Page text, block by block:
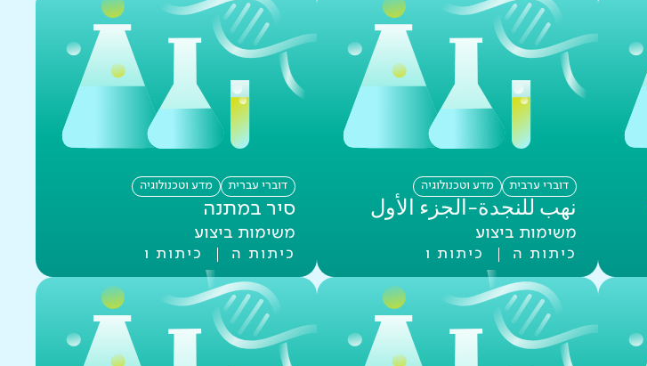
דוברי ערבית מדע וטכנולוגיה
نهب للنجدة-الجزء الأول
משימות ביצוע
כיתות ה כיתות ו
דוברי עברית מדע וטכנולוגיה
סיר במתנה
משימות ביצוע
כיתות ה כיתות ו